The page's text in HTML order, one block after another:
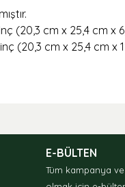
(20,3 cm x 25,4 cm x
(20,3 cm x 25,4 cm x
E-BÜLTEN
Tüm kampanya